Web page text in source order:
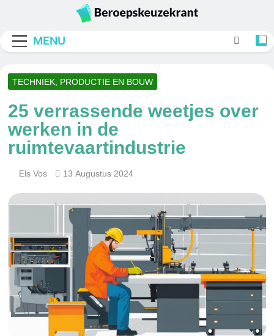
content
MENU
TECHNIEK, PRODUCTIE EN BOUW
25 verrassende weetjes over
werken in de
ruimtevaartindustrie
Els Vos 13 Augustus 2024